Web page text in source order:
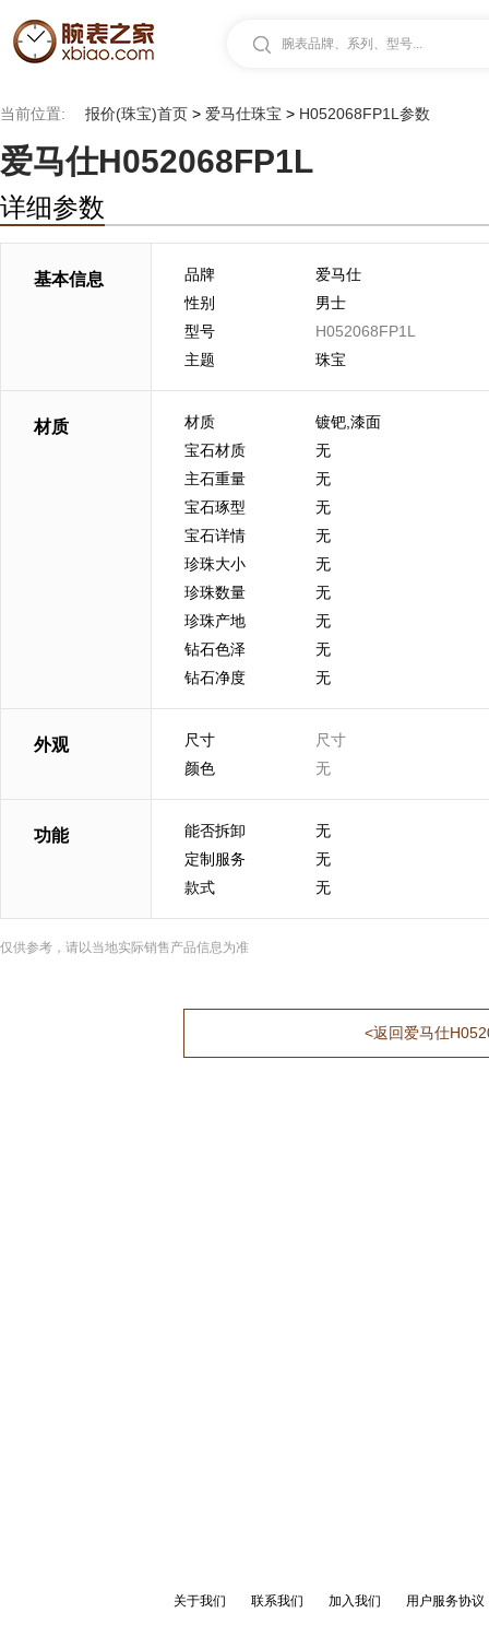
腕表品牌、系列、型号...
当前位置: 报价(珠宝)首页 > 爱马仕珠宝 > H052068FP1L参数
爱马仕H052068FP1L
详细参数
基本信息 品牌
爱马仕
性别
男士
型号
H052068FP1L
主题
珠宝
材质 材质
镀钯,漆面
宝石材质
无
主石重量
无
宝石琢型
无
宝石详情
无
珍珠大小
无
珍珠数量
无
珍珠产地
无
钻石色泽
无
钻石净度
无
外观 尺寸
尺寸
颜色
无
功能 能否拆卸
无
定制服务
无
款式
无
仅供参考，请以当地实际销售产品信息为准
<返回爱马仕
关于我们 联系我们 加入我们 用户服务协议